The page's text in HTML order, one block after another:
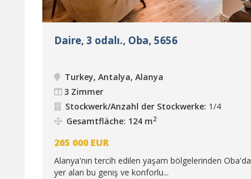
Daire, 3 odalı., Oba, 5656
Turkey, Antalya, Alanya
3 Zimmer
Stockwerk/Anzahl der Stockwerke: 1/4
Gesamtfläche: 124 m2
265 000 EUR
Alanya'nın tercih edilen yaşam bölgelerinden Oba'da
yer alan bu geniş ve konforlu...